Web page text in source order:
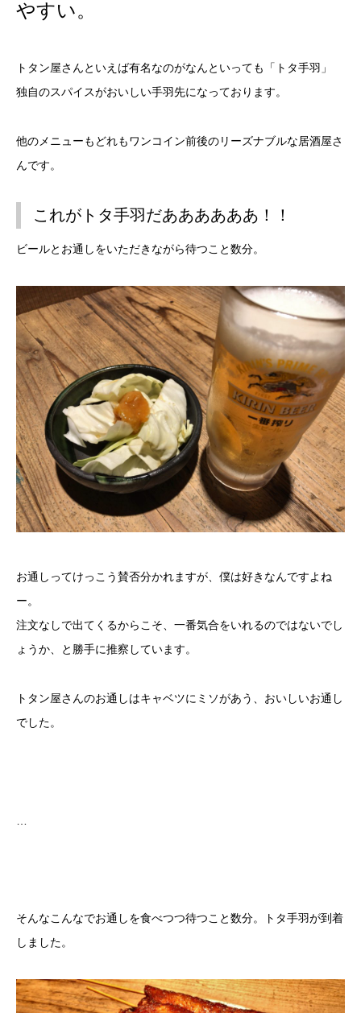
やすい。
トタン屋さんといえば有名なのがなんといっても「トタ手羽」
独自のスパイスがおいしい手羽先になっております。
他のメニューもどれもワンコイン前後のリーズナブルな居酒屋さ
んです。
これがトタ手羽だああああああ！！
ビールとお通しをいただきながら待つこと数分。
お通しってけっこう賛否分かれますが、僕は好きなんですよね
ー。
注文なしで出てくるからこそ、一番気合をいれるのではないでし
ょうか、と勝手に推察しています。
トタン屋さんのお通しはキャベツにミソがあう、おいしいお通し
でした。
そんなこんなでお通しを食べつつ待つこと数分。トタ手羽が到着
しました。